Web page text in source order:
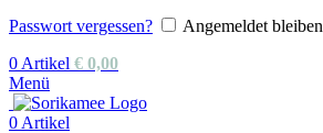
Passwort vergessen?
Angemeldet bleiben
0 Artikel € 0,00
Menü
0 Artikel